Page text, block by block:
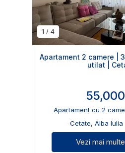
1 / 4
Apartament 2 camere |
utilat |
Apartament cu 2
Cetate, Alba Iulia
Vezi mai